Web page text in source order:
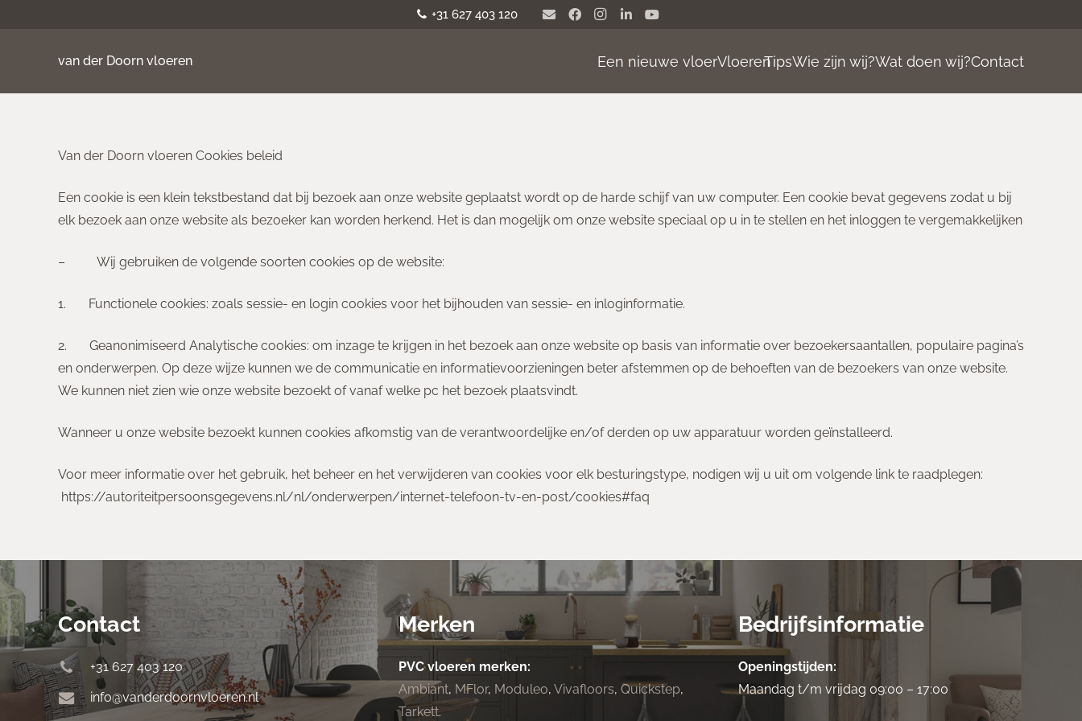
+31 627 403 120
van der Doorn vloeren Een nieuwe vloerVloerenTipsWie zijn wij?Wat doen wij?Contact
Van der Doorn vloeren Cookies beleid
Een cookie is een klein tekstbestand dat bij bezoek aan onze website geplaatst wordt op de harde schijf van uw computer. Een cookie bevat gegevens zodat u bij
elk bezoek aan onze website als bezoeker kan worden herkend. Het is dan mogelijk om onze website speciaal op u in te stellen en het inloggen te vergemakkelijken
– Wij gebruiken de volgende soorten cookies op de website:
1. Functionele cookies: zoals sessie- en login cookies voor het bijhouden van sessie- en inloginformatie.
2. Geanonimiseerd Analytische cookies: om inzage te krijgen in het bezoek aan onze website op basis van informatie over bezoekersaantallen, populaire pagina’s
en onderwerpen. Op deze wijze kunnen we de communicatie en informatievoorzieningen beter afstemmen op de behoeften van de bezoekers van onze website.
We kunnen niet zien wie onze website bezoekt of vanaf welke pc het bezoek plaatsvindt.
Wanneer u onze website bezoekt kunnen cookies afkomstig van de verantwoordelijke en/of derden op uw apparatuur worden geïnstalleerd.
Voor meer informatie over het gebruik, het beheer en het verwijderen van cookies voor elk besturingstype, nodigen wij u uit om volgende link te raadplegen:
https://autoriteitpersoonsgegevens.nl/nl/onderwerpen/internet-telefoon-tv-en-post/cookies#faq
Contact
+31 627 403 120
info@vanderdoornvloeren.nl
Merken
PVC vloeren merken:
Ambiant, MFlor, Moduleo, Vivafloors, Quickstep,
Tarkett.
Bedrijfsinformatie
Openingstijden:
Maandag t/m vrijdag 09:00 – 17:00